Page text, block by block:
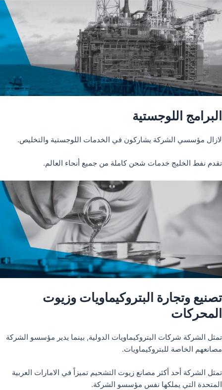
البرامج اللوجستية
لازال مؤسسي الشركة يشاركون في الخدمات اللوجستية والتخليص.
تقدم نفط الخليج خدمات شحن كاملة من جميع أنحاء العالم.
تصنيع وتجارة البتروكيماويات وزيوت
المحركات
تمثل الشركة شركات البتروكيماويات الدولية, بينما يدير مؤسسو الشركة
مصانعهم الخاصة للبتروكيماويات.
تمثل الشركة أحد أكثر مصانع زيوت التشحيم تميزاً في الامارات العربية
المتحدة التي يملكها نفس مؤسسو الشركة.